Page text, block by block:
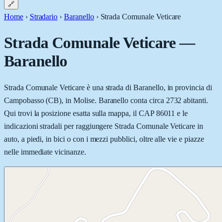
🔗
Home › Stradario › Baranello › Strada Comunale Veticare
Strada Comunale Veticare—
Baranello
Strada Comunale Veticare è una strada di Baranello, in provincia di
Campobasso (CB), in Molise. Baranello conta circa 2732 abitanti.
Qui trovi la posizione esatta sulla mappa, il CAP 86011 e le
indicazioni stradali per raggiungere Strada Comunale Veticare in
auto, a piedi, in bici o con i mezzi pubblici, oltre alle vie e piazze
nelle immediate vicinanze.